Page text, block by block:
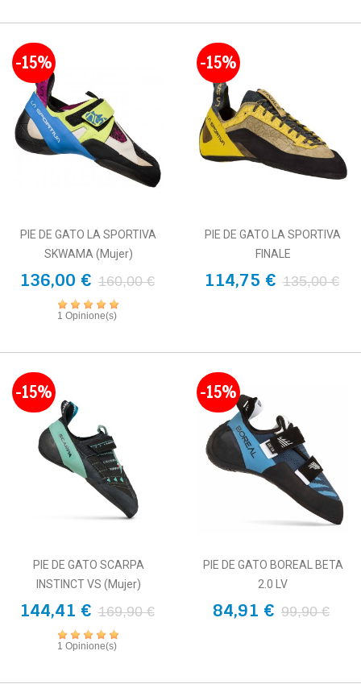
-15%
PIE DE GATO LA SPORTIVA
SKWAMA (mujer)
136,00 € 160,00 €
1 Opinione(s)
-15%
PIE DE GATO LA SPORTIVA
FINALE
114,75 € 135,00 €
-15%
PIE DE GATO SCARPA
INSTINCT VS (mujer)
144,41 € 169,90 €
1 Opinione(s)
-15%
PIE DE GATO BOREAL BETA
2.0 LV
84,91 € 99,90 €